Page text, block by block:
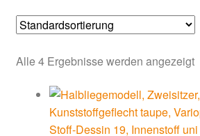
Alle 4 Ergebnisse werden angezeigt